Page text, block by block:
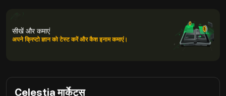
सीखें और कमाएं
अपने क्रिप्टो ज्ञान को टेस्ट करें और कैश इनाम कमाएं।
Celestia मार्केट्स